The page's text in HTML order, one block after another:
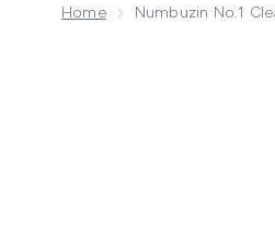
Home Numbuzin No.1